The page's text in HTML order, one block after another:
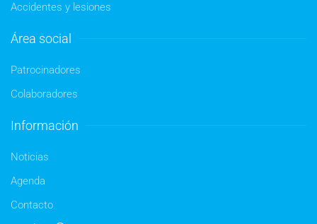
Accidentes y lesiones
Área social
Patrocinadores
Colaboradores
Información
Noticias
Agenda
Contacto